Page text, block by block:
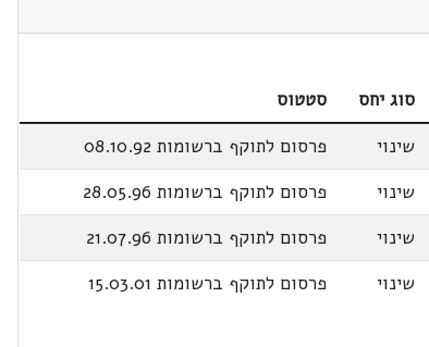
סוג יחס
סטטוס
שינוי
פרסום לתוקף ברשומות 08.10.92
שינוי
פרסום לתוקף ברשומות 28.05.96
שינוי
פרסום לתוקף ברשומות 21.07.96
שינוי פרסום לתוקף ברשומות 15.03.01